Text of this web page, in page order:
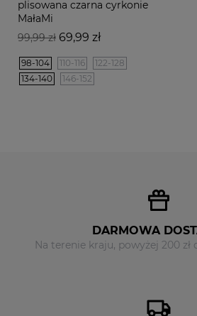
plisowana czarna cyrkonie
MałaMi
Cena
99,99 zł Cena
69,99 zł
98-104 110-116
122-128
134-140
146-152
DARMOWA
Na terenie kraju, powyżej 200 zł